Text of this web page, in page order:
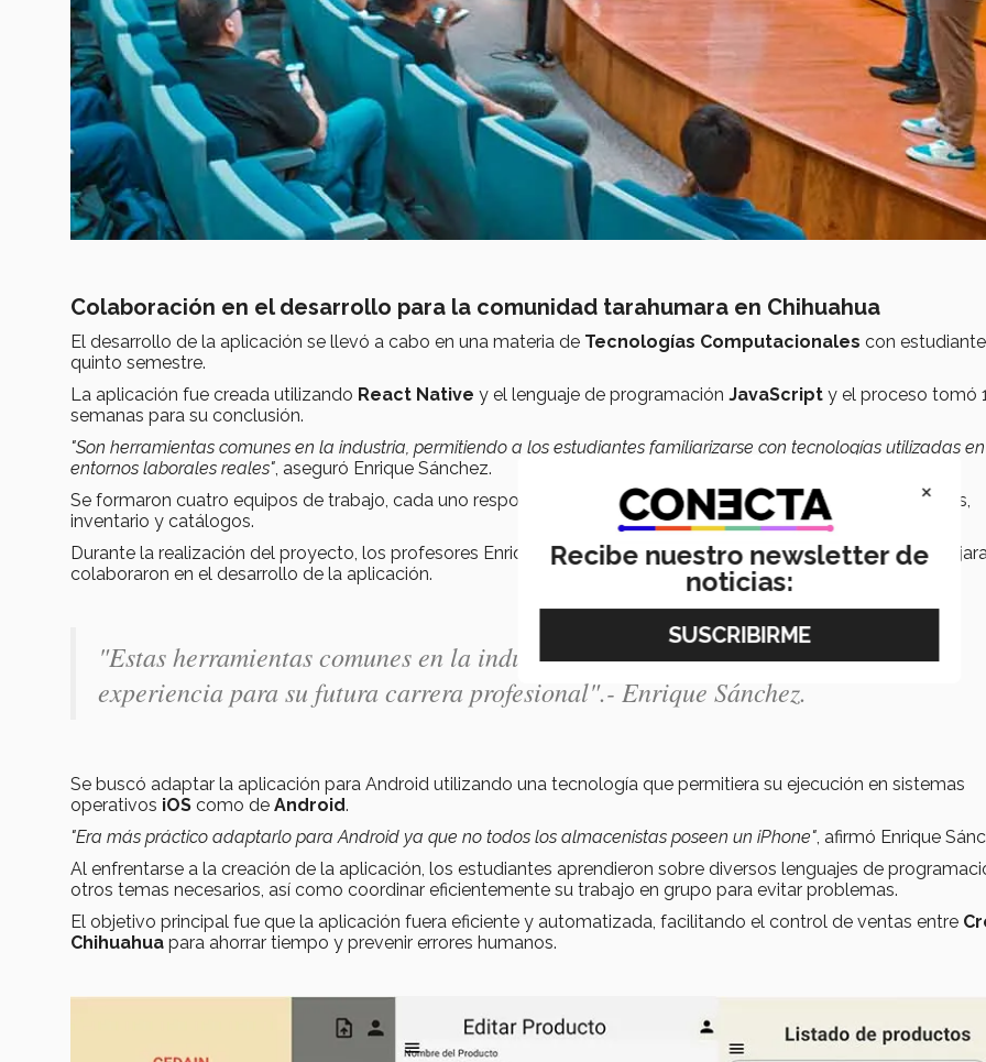
Colaboración en el desarrollo para la comunidad tarahumara en Chihuahua
El desarrollo de la aplicación se llevó a cabo en una materia de Tecnologías Computacionales con
quinto semestre.
La aplicación fue creada utilizando React Native y el lenguaje de programación JavaScript y el proceso tomó
semanas para su conclusión.
"Son herramientas comunes en la industria, permitiendo a los estudiantes familiarizarse con tecnologías utilizadas en
entornos laborales reales", aseguró Enrique Sánchez.
Se formaron cuatro equipos de trabajo, cada uno responsable de aspectos específicos como entradas, salidas,
inventario y catálogos.
Durante la realización del proyecto, los profesores Enrique Sánchez, Raime Bustos, Luis Bustillo y Faustino
colaboraron en el desarrollo de la aplicación.
"Estas herramientas comunes en la industria permiten a los alumnos adquirir
experiencia para su futura carrera profesional".- Enrique Sánchez.
Se buscó adaptar la aplicación para Android utilizando una tecnología que permitiera su ejecución en sistemas
operativos iOS como de Android.
"Era más práctico adaptarlo para Android ya que no todos los almacenistas poseen un iPhone", afirmó Enrique
Al enfrentarse a la creación de la aplicación, los estudiantes aprendieron sobre diversos lenguajes de
otros temas necesarios, así como coordinar eficientemente su trabajo en grupo para evitar problemas.
El objetivo principal fue que la aplicación fuera eficiente y automatizada, facilitando el control de ventas entre
Chihuahua para ahorrar tiempo y prevenir errores humanos.
×
Recibe nuestro newsletter de
noticias: